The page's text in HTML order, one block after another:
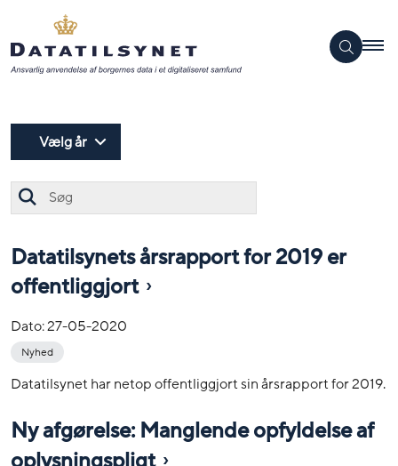
Vælg år
Datatilsynets årsrapport for 2019 er
offentliggjort
Dato:27-05-2020
Nyhed
Datatilsynet har netop offentliggjort sin årsrapport for 2019.
Ny afgørelse: Manglende opfyldelse af